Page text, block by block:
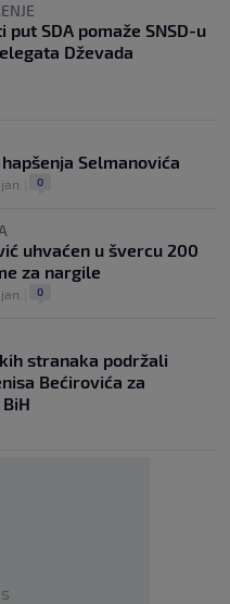
put SDA pomaže SNSD-u
Dževada
Selmanovića
0
uhvaćen u švercu 200
za nargile
0
stranaka podržali
Bećirovića za